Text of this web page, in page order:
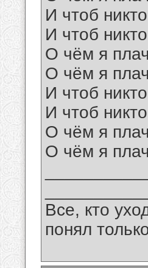
И чтоб
И чтоб
О чём я
О чём я
И чтоб
И чтоб
О чём я
О чём я
Все, кто
понял